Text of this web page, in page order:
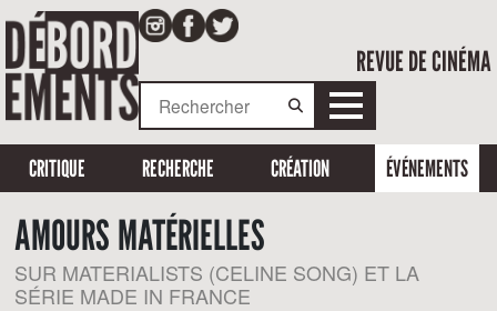
REVUE DE CINÉMA
CRITIQUE RECHERCHE CRÉATION ÉVÉNEMENTS
AMOURS MATÉRIELLES
SUR MATERIALISTS (CELINE SONG) ET LA
SÉRIE MADE IN FRANCE